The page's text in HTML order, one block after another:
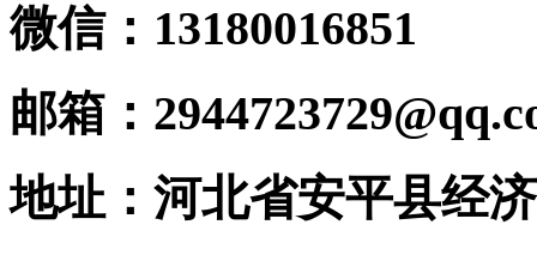
微信：13180016851
邮箱：
地址：河北省安平县经